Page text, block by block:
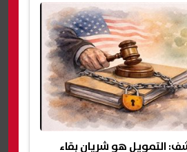
التمويل هو شريان بقاء